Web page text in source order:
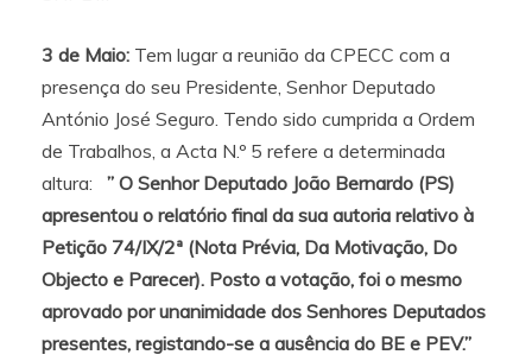
3 de Maio: Tem lugar a reunião da CPECC com a
presença do seu Presidente, Senhor Deputado
António José Seguro. Tendo sido cumprida a Ordem
de Trabalhos, a Acta N.º 5 refere a determinada
altura: ” O Senhor Deputado João Bernardo (PS)
apresentou o relatório final da sua autoria relativo à
Petição 74/IX/2ª (Nota Prévia, Da Motivação, Do
Objecto e Parecer). Posto a votação, foi o mesmo
aprovado por unanimidade dos Senhores Deputados
presentes, registando-se a ausência do BE e PEV.”